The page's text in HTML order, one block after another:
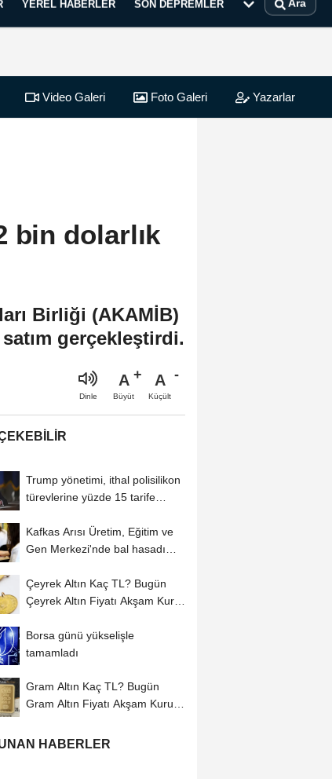
YEREL HABERLER SON DEPREMLER Ara
Video Galeri Foto Galeri Yazarlar
bin dolarlık
Birliği (AKAMİB)
gerçekleştirdi.
Dinle
A
Büyüt
A
Küçült
Trump yönetimi, ithal polisilikon
türevlerine yüzde 15 tarife
Kafkas Arısı Üretim, Eğitim ve
Gen Merkezi'nde bal hasadı
Çeyrek Altın Kaç TL? Bugün
Çeyrek Altın Fiyatı Akşam Kuru
Borsa günü yükselişle
tamamladı
Gram Altın Kaç TL? Bugün
Gram Altın Fiyatı Akşam Kuru
HABERLER